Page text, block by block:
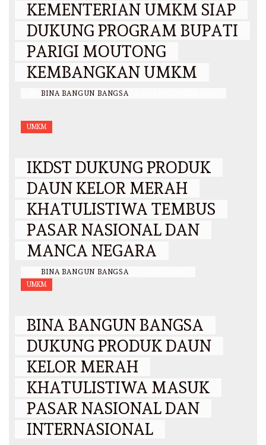
KEMENTERIAN UMKM SIAP
DUKUNG PROGRAM BUPATI
PARIGI MOUTONG
KEMBANGKAN UMKM
BINA BANGUN BANGSA
UMKM
IKDST DUKUNG PRODUK
DAUN KELOR MERAH
KHATULISTIWA TEMBUS
PASAR NASIONAL DAN
MANCA NEGARA
BINA BANGUN BANGSA
UMKM
BINA BANGUN BANGSA
DUKUNG PRODUK DAUN
KELOR MERAH
KHATULISTIWA MASUK
PASAR NASIONAL DAN
INTERNASIONAL